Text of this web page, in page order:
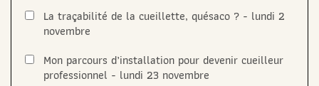
La traçabilité de la cueillette, quésaco ? - lundi 2
novembre
Mon parcours d’installation pour devenir cueilleur
professionnel - lundi 23 novembre